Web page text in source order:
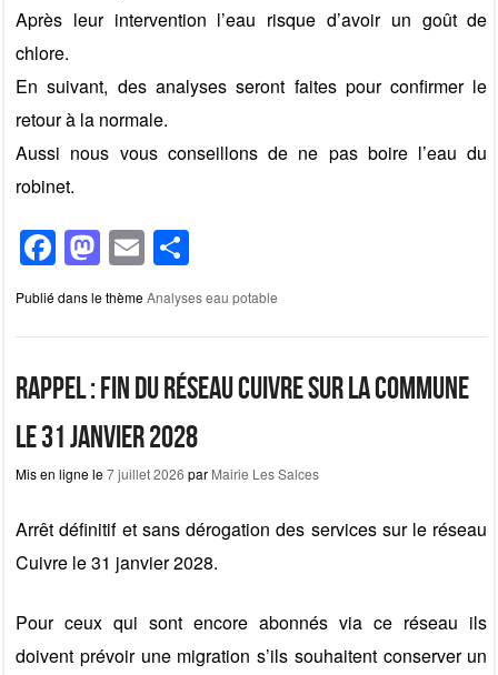
Après leur intervention l’eau risque d’avoir un goût de
chlore.
En suivant, des analyses seront faites pour confirmer le
retour à la normale.
Aussi nous vous conseillons de ne pas boire l’eau du
robinet.
F
a
c
e
b
o
o
k
M
a
st
o
d
o
n
E
m
ail
ar
ta
g
er
Publié dans le thèmeAnalyses eau potable
Rappel : fin du réseau cuivre sur la commune
le 31 janvier 2028
Mis en ligne le7 juillet 2026 par Mairie Les Salces
Arrêt définitif et sans dérogation des services sur le réseau
Cuivre le 31 janvier 2028.
Pour ceux qui sont encore abonnés via ce réseau ils
doivent prévoir une migration s’ils souhaitent conserver un